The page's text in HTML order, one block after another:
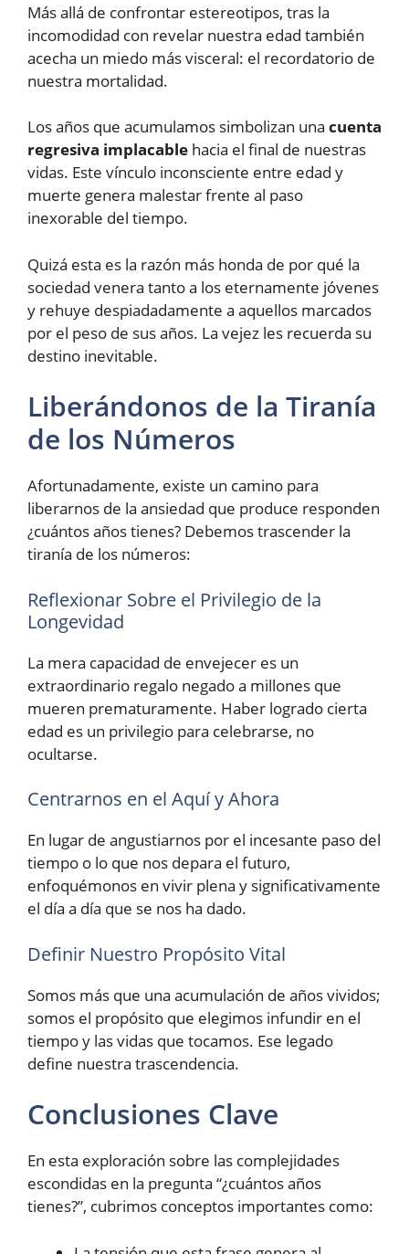
Más allá de confrontar estereotipos, tras la
incomodidad con revelar nuestra edad también
acecha un miedo más visceral: el recordatorio de
nuestra mortalidad.
Los años que acumulamos simbolizan una cuenta
regresiva implacable hacia el final de nuestras
vidas. Este vínculo inconsciente entre edad y
muerte genera malestar frente al paso
inexorable del tiempo.
Quizá esta es la razón más honda de por qué la
sociedad venera tanto a los eternamente jóvenes
y rehuye despiadadamente a aquellos marcados
por el peso de sus años. La vejez les recuerda su
destino inevitable.
Liberándonos de la Tiranía
de los Números
Afortunadamente, existe un camino para
liberarnos de la ansiedad que produce responden
¿cuántos años tienes? Debemos trascender la
tiranía de los números:
Reflexionar Sobre el Privilegio de la
Longevidad
La mera capacidad de envejecer es un
extraordinario regalo negado a millones que
mueren prematuramente. Haber logrado cierta
edad es un privilegio para celebrarse, no
ocultarse.
Centrarnos en el Aquí y Ahora
En lugar de angustiarnos por el incesante paso del
tiempo o lo que nos depara el futuro,
enfoquémonos en vivir plena y significativamente
el día a día que se nos ha dado.
Definir Nuestro Propósito Vital
Somos más que una acumulación de años vividos;
somos el propósito que elegimos infundir en el
tiempo y las vidas que tocamos. Ese legado
define nuestra trascendencia.
Conclusiones Clave
En esta exploración sobre las complejidades
escondidas en la pregunta “¿cuántos años
tienes?”, cubrimos conceptos importantes como: